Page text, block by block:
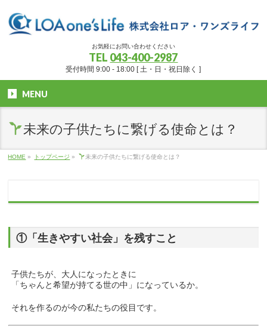
お気軽にお問い合わせください
TEL 043-400-2987
受付時間 9:00 - 18:00 [ 土・日・祝日除く ]
MENU
未来の子供たちに繋げる使命とは？
HOME » トップページ » 未来の子供たちに繋げる使命とは？
①「生きやすい社会」を残すこと
子供たちが、大人になったときに
「ちゃんと希望が持てる世の中」になっているか。
それを作るのが今の私たちの役目です。